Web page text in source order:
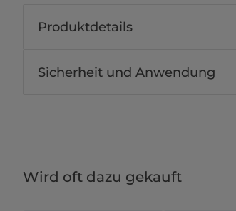
Produktdetails
Sicherheit und Anwendung
Wird oft dazu gekauft